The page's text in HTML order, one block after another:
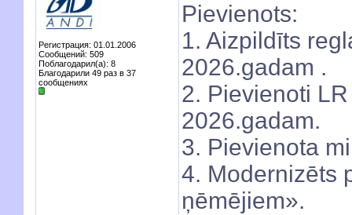
Регистрация: 01.01.2006
Сообщений: 509
Поблагодарил(а): 8
Благодарили 49 раз в 37
сообщениях
Pievienots:
1. Aizpildīts
2026.gadam .
2. Pievienoti
2026.gadam.
3. Pievienota
4. Modernizēts
ņēmējiem».